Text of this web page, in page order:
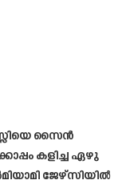
സൈൻ
കളിച്ച ഏഴു
ജേഴ്സിയിൽ